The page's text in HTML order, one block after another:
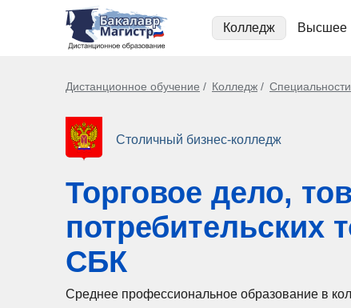
Колледж Высшее
Дистанционное обучение Колледж Специальности
Столичный бизнес-колледж
Торговое дело,
потребительских
СБК
Среднее профессиональное образование в